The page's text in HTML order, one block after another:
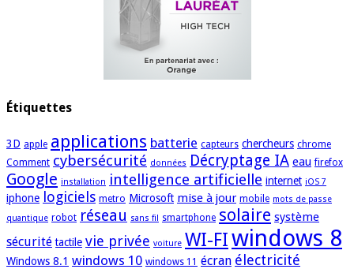
Étiquettes
3D apple applications batterie capteurs chercheurs chrome
Comment cybersécurité données Décryptage IA eau firefox
Google installation intelligence artificielle internet iOS 7
iphone logiciels metro Microsoft mise à jour mobile mots de passe
quantique robot réseau sans fil smartphone solaire système
sécurité tactile vie privée voiture WI-FIwindows 8
Windows 8.1 windows 10 windows 11 écran électricité